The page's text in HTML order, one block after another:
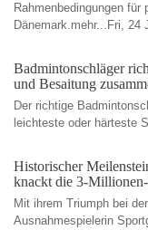
Rahmenbedingungen
Dänemark.mehr...Fri, 24
Badmintonschläger
und Besaitung
Der richtige
leichteste oder härteste
Historischer
knackt die 3-
Mit ihrem Triumph bei
Ausnahmespielerin